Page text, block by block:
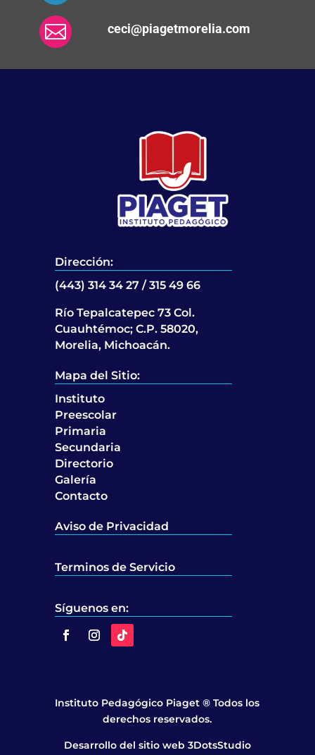
 ceci@piagetmorelia.com
Dirección:
(443) 314 34 27 / 315 49 66
Río Tepalcatepec 73 Col.
Cuauhtémoc; C.P. 58020,
Morelia, Michoacán.
Mapa del Sitio:
Instituto
Preescolar
Primaria
Secundaria
Directorio
Galería
Contacto
Aviso de Privacidad
Terminos de Servicio
Síguenos en:
Instituto Pedagógico Piaget ® Todos los
derechos reservados.
Desarrollo del sitio web 3DotsStudio